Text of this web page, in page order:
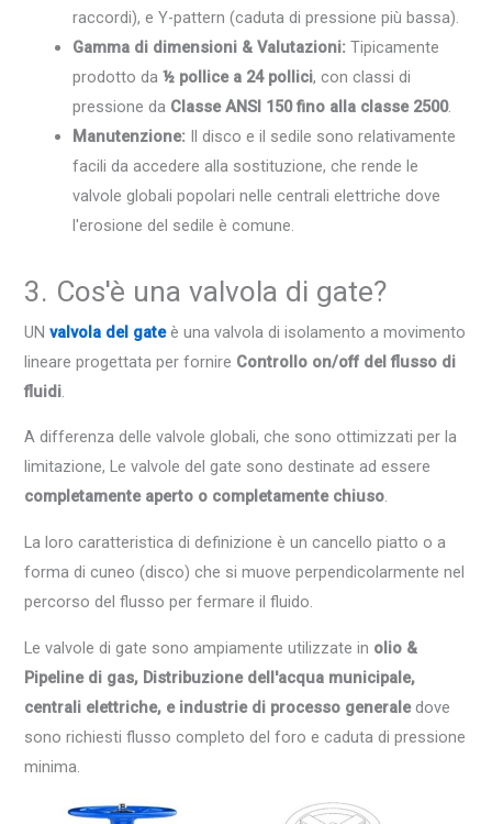
raccordi), e Y-pattern (caduta di pressione più bassa).
Gamma di dimensioni & Valutazioni: Tipicamente
prodotto da½ pollice a 24 pollici, con classi di
pressione da Classe ANSI 150 fino alla classe 2500.
Manutenzione: Il disco e il sedile sono relativamente
facili da accedere alla sostituzione, che rende le
valvole globali popolari nelle centrali elettriche dove
l'erosione del sedile è comune.
3. Cos'è una valvola di gate?
UNvalvola del gateè una valvola di isolamento a movimento
lineare progettata per fornire Controllo on/off del flusso di
fluidi.
A differenza delle valvole globali, che sono ottimizzati per la
limitazione, Le valvole del gate sono destinate ad essere
completamente aperto o completamente chiuso.
La loro caratteristica di definizione è un cancello piatto o a
forma di cuneo (disco) che si muove perpendicolarmente nel
percorso del flusso per fermare il fluido.
Le valvole di gate sono ampiamente utilizzate in olio &
Pipeline di gas, Distribuzione dell'acqua municipale,
centrali elettriche, e industrie di processo generaledove
sono richiesti flusso completo del foro e caduta di pressione
minima.